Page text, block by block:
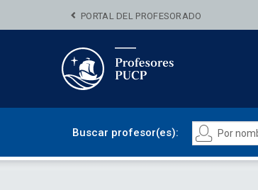
PORTAL DEL PROFESORADO
Buscar profesor(es):